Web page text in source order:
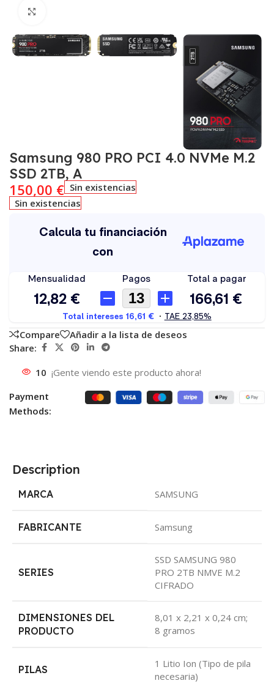
Samsung 980 PRO PCI 4.0 NVMe M.2
SSD 2TB, A
150,00 € Sin existencias
Sin existencias
Compare
Añadir a la lista de deseos
Share:
10 ¡Gente viendo este producto ahora!
Payment
Methods:
Description
MARCA ‎SAMSUNG
FABRICANTE ‎Samsung
SERIES
‎SSD SAMSUNG 980
PRO 2TB NMVE M.2
CIFRADO
DIMENSIONES DEL
PRODUCTO
‎8,01 x 2,21 x 0,24 cm;
8 gramos
PILAS
‎1 Litio Ion (Tipo de pila
necesaria)